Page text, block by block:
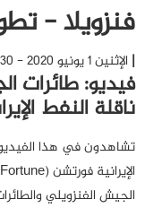
فنزويلا -
الإثنين 1 يونيو 2020 - 23:30
فيديو: طائرات
ناقلة النفط
تشاهدون في هذا